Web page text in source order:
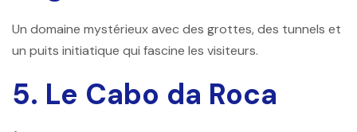
Un domaine mystérieux avec des grottes, des tunnels et
un puits initiatique qui fascine les visiteurs.
5. Le Cabo da Roca